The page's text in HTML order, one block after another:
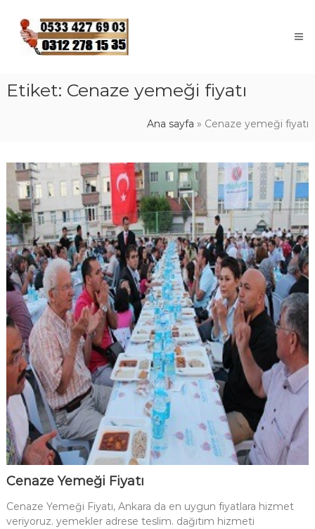
content
Etiket: Cenaze yemeği fiyatı
Ana sayfa » Cenaze yemeği fiyatı
Cenaze Yemeği Fiyatı
Cenaze Yemeği Fiyatı, Ankara da en uygun fiyatlara hizmet
veriyoruz. yemekler adrese teslim. dağıtım hizmeti